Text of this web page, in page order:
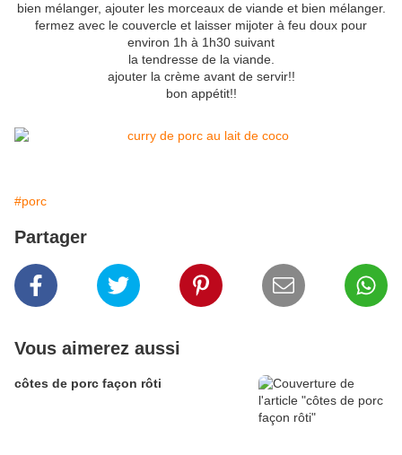
bien mélanger, ajouter les morceaux de viande et bien mélanger.
fermez avec le couvercle et laisser mijoter à feu doux pour
environ 1h à 1h30 suivant
la tendresse de la viande.
ajouter la crème avant de servir!!
bon appétit!!
#porc
Partager
Vous aimerez aussi
côtes de porc façon rôti